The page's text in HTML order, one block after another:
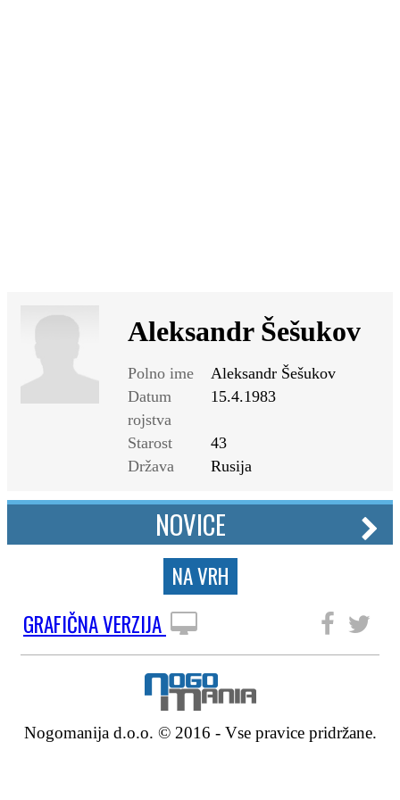
Aleksandr Šešukov
Polno ime
Aleksandr Šešukov
Datum
rojstva
15.4.1983
Starost
43
Država
Rusija
NOVICE
NA VRH
GRAFIČNA VERZIJA
Nogomanija d.o.o. © 2016 - Vse pravice pridržane.